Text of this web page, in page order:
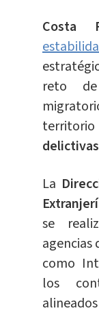
Costa
reto
territorio
delictivas
La
se
agencias
como
los